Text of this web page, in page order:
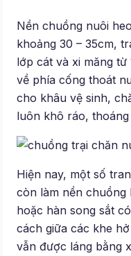
Nền chuồng nuôi
khoảng 30 – 35cm,
lớp cát và xi măng từ
về phía cống thoát
cho khâu vệ sinh,
luôn khô ráo, thoáng
Hiện nay, một số
còn làm nền chuồng
hoặc hàn song sắt
cách giữa các khe
vẫn được láng bằng